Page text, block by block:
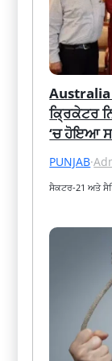
Australia
ਕ੍ਰਿਕੇਟਰ
‘ਚ ਹੋਇਆ
PUNJAB·
ਸੈਕਟਰ-21 ਅਤੇ